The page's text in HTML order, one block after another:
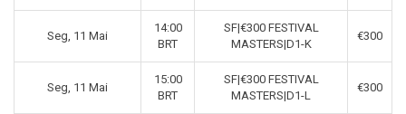
Seg, 11 Mai
14:00
BRT
SF|€300 FESTIVAL
MASTERS|D1-K
€300
Seg, 11 Mai
15:00
BRT
SF|€300 FESTIVAL
MASTERS|D1-L
€300